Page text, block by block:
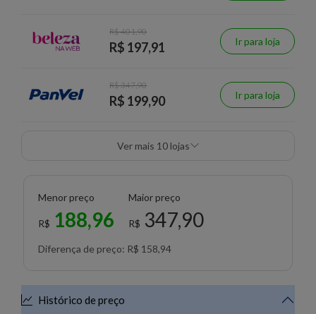
R$ 401,90
R$ 197,91 Ir para loja
R$ 347,90
R$ 199,90 Ir para loja
Ver mais 10 lojas
Menor preço
R$ 188,96
Maior preço
R$ 347,90
Diferença de preço: R$ 158,94
Histórico de preço